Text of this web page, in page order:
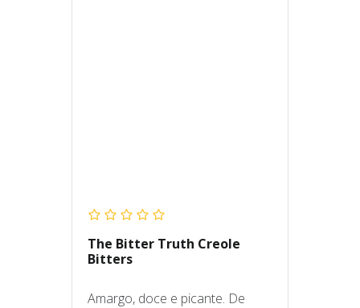
The Bitter Truth Creole
Bitters
Amargo, doce e picante. De